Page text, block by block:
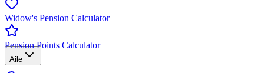
Widow's Pension Calculator
Pension Points Calculator
Aile